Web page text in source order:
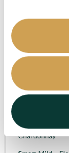
Blancs Grand
Druer
Chardonnay